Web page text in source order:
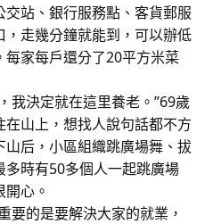
站、銀行服務點、客貨郵服
走幾分鐘就能到，可以辦低
家每戶還分了20平方米菜
我決定就在這里養老。”69歲
山上，想找人說句話都不方
后，小區組織跳廣場舞、拔
時有50多個人一起跳廣場
心。
要的是要解決大家的就業，